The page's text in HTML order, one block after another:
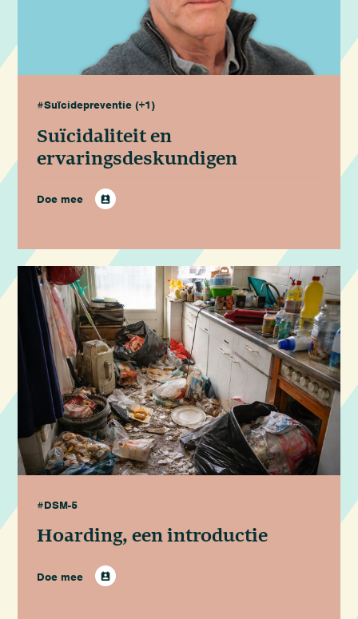
#Suïcidepreventie(+1)
Suïcidaliteit en
ervaringsdeskundigen
Doe mee
#DSM-5
Hoarding, een introductie
Doe mee